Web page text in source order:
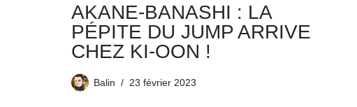
AKANE-BANASHI : LA
PÉPITE DU JUMP ARRIVE
CHEZ KI-OON !
Balin 23 février 2023